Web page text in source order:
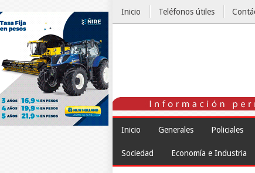
Inicio Teléfonos útiles
Inicio Generales Policiales
Sociedad Economía e Industria